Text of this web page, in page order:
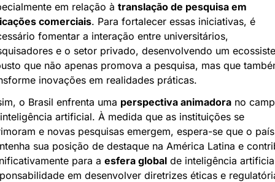
em relação à translação de pesquisa em
comerciais. Para fortalecer essas iniciativas, é
fomentar a interação entre universitários,
e o setor privado, desenvolvendo um
que não apenas promova a pesquisa, mas que
inovações em realidades práticas.
o Brasil enfrenta uma perspectiva animadora no
artificial. À medida que as instituições se
e novas pesquisas emergem, espera-se que o país
sua posição de destaque na América Latina e
para a esfera global de inteligência
em desenvolver diretrizes éticas e